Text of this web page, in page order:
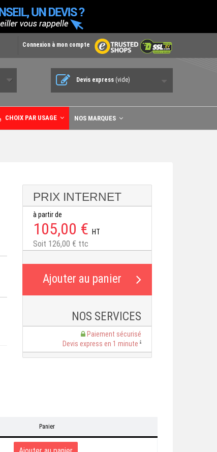
Connexion à mon compte
Devis express (vide)
CHOIX PAR USAGE NOS MARQUES
PRIX INTERNET
à partir de
105,00 € HT
Soit 126,00 € ttc
NOS SERVICES
Paiement sécurisé
Devis express en 1 minute
Panier